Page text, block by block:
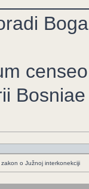
zakon o Južnoj interkonekciji